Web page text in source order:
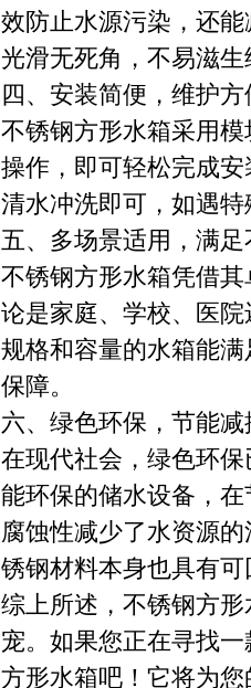
效防止水源污染，还
光滑无死角，不易滋
四、安装简便，维护方
不锈钢方形水箱采用
操作，即可轻松完成
清水冲洗即可，如遇
五、多场景适用，满
不锈钢方形水箱凭借
论是家庭、学校、医
规格和容量的水箱能
保障。
六、绿色环保，节能减
在现代社会，绿色环
能环保的储水设备，
腐蚀性减少了水资源
锈钢材料本身也具有
综上所述，不锈钢方
宠。如果您正在寻找
方形水箱吧！它将为